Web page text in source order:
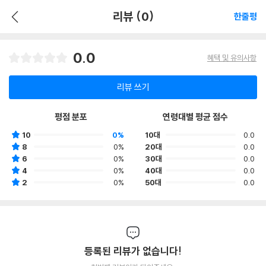
리뷰 (0) 한줄평
0.0 혜택 및 유의사항
리뷰 쓰기
평점 분포
10
0%
8
0%
6
0%
4
0%
2
0%
연령대별 평균 점수
10대
0.0
20대
0.0
30대
0.0
40대
0.0
50대
0.0
등록된 리뷰가 없습니다!